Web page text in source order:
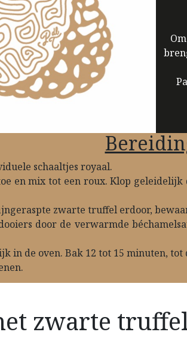
schaaltjes royaal.
en mix tot een roux. Klop
zwarte truffel erdoor,
door de verwarmde
in de oven. Bak 12 tot 15 minuten,
zwarte